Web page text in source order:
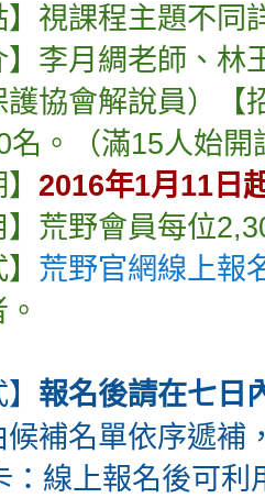
】視課程主題不同
】李月綢老師、
協會解說員）
名。（滿15人始開
2016年1月11日
】荒野會員每位
荒野官網線上報
報名後請在七日
候補名單依序
：線上報名後可